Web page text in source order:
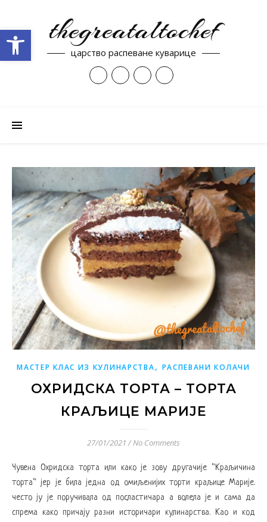
thegreataltochef
царство распеване куварице
МАСТЕР КЛАС ИЗ КУЛИНАРСТВА, РАСПЕВАНИ КОЛАЧИ
ОХРИДСКА ТОРТА – ТОРТА
КРАЉИЦЕ МАРИЈЕ
27/01/2021 /No Comments
Чувена Охридска торта или како је зову другачије “Краљичина
торта“ јер је била једна од омиљенијих торти краљице Марије.
често ју је поручивала од посластичара а волела је и сама да
спрема како причају разни историчари кулинарства. Као и код
Open toolbar